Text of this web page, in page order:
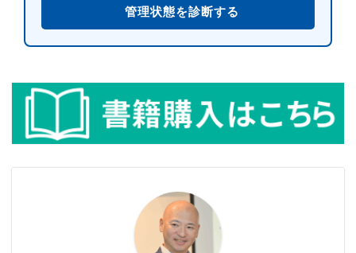
管理状態を診断する